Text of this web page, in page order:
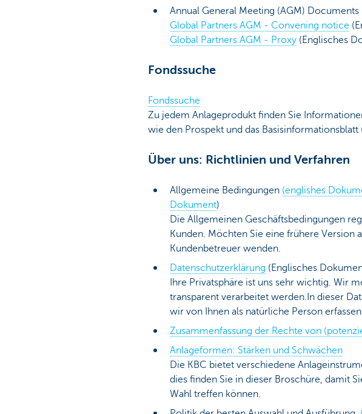
Annual General Meeting (AGM) Documents
Global Partners AGM - Convening notice
Global Partners AGM - Proxy (Englisches
Fondssuche
Fondssuche
Zu jedem Anlageprodukt finden Sie
wie den Prospekt und das Basisinformationsblatt
Über uns: Richtlinien und Verfahren
Allgemeine Bedingungen (englishes
Dokument)
Die Allgemeinen Geschäftsbedingungen
Kunden. Möchten Sie eine frühere Version
Kundenbetreuer wenden.
Datenschutzerklärung (Englisches
Ihre Privatsphäre ist uns sehr wichtig. Wir
transparent verarbeitet werden.In dieser
wir von Ihnen als natürliche Person
Zusammenfassung der Rechte von
Anlageformen: Stärken und Schwächen
Die KBC bietet verschiedene
dies finden Sie in dieser Broschüre, damit
Wahl treffen können.